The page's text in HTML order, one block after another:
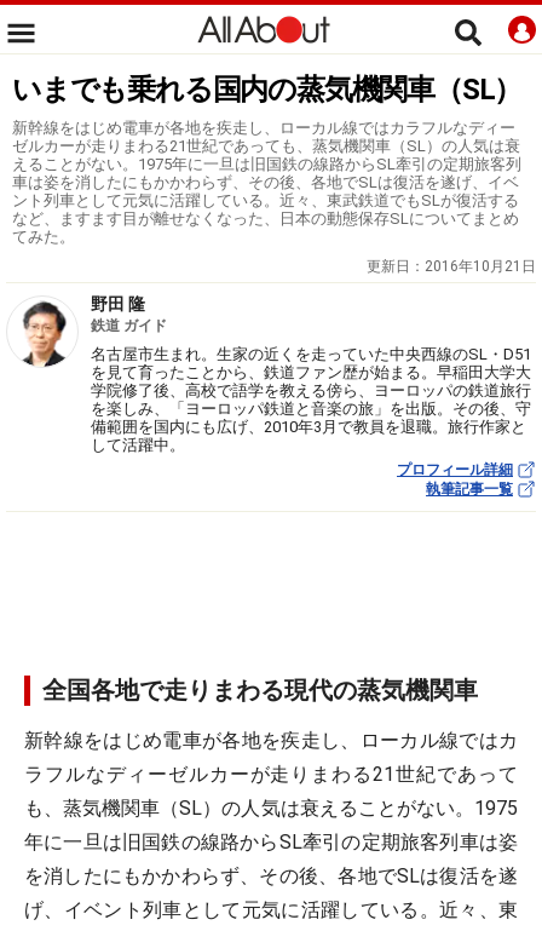
いまでも乗れる国内の蒸気機関車（SL）
新幹線をはじめ電車が各地を疾走し、ローカル線ではカラフルなディー
ゼルカーが走りまわる21世紀であっても、蒸気機関車（SL）の人気は衰
えることがない。1975年に一旦は旧国鉄の線路からSL牽引の定期旅客列
車は姿を消したにもかかわらず、その後、各地でSLは復活を遂げ、イベ
ント列車として元気に活躍している。近々、東武鉄道でもSLが復活する
など、ますます目が離せなくなった、日本の動態保存SLについてまとめ
てみた。
更新日： 2016年10月21日
野田 隆
鉄道 ガイド
名古屋市生まれ。生家の近くを走っていた中央西線のSL・D51
を見て育ったことから、鉄道ファン歴が始まる。早稲田大学大
学院修了後、高校で語学を教える傍ら、ヨーロッパの鉄道旅行
を楽しみ、「ヨーロッパ鉄道と音楽の旅」を出版。その後、守
備範囲を国内にも広げ、2010年3月で教員を退職。旅行作家と
して活躍中。
プロフィール詳細
執筆記事一覧
全国各地で走りまわる現代の蒸気機関車
新幹線をはじめ電車が各地を疾走し、ローカル線ではカ
ラフルなディーゼルカーが走りまわる21世紀であって
も、蒸気機関車（SL）の人気は衰えることがない。1975
年に一旦は旧国鉄の線路からSL牽引の定期旅客列車は姿
を消したにもかかわらず、その後、各地でSLは復活を遂
げ、イベント列車として元気に活躍している。近々、東